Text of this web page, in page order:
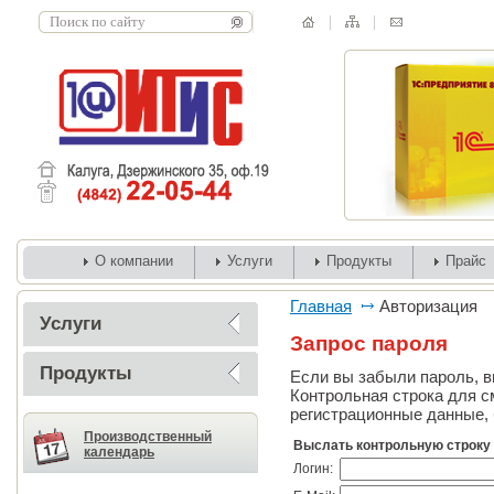
О компании Услуги Продукты Прайс
Услуги
Продукты
Производственный
календарь
Главная Авторизация
Запрос пароля
Если вы забыли пароль,
Контрольная строка для
регистрационные
Выслать контрольную строку
Логин: